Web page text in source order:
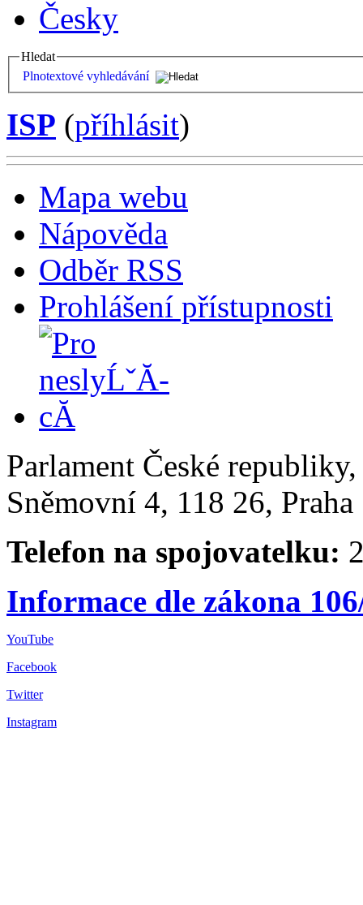
Česky
Hledat
Plnotextové vyhledávání
ISP (příhlásit)
Mapa webu
Nápověda
Odběr RSS
Prohlášení přístupnosti
Parlament České
Sněmovní 4, 118 26,
Telefon na spojovatelku:
Informace dle zákona
YouTube
Facebook
Twitter
Instagram